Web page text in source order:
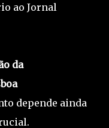
ao Jornal
da
depende ainda